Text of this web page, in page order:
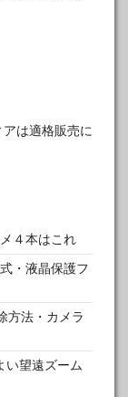
アは適格販売に
４本はこれ
・液晶保護フ
方法・カメラ
い望遠ズーム